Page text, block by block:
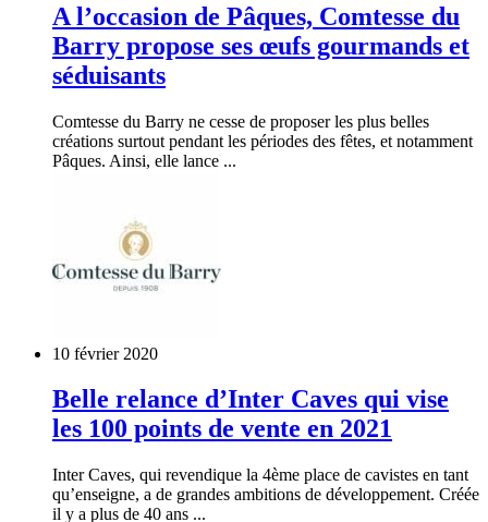
A l’occasion de Pâques, Comtesse du
Barry propose ses œufs gourmands et
séduisants
Comtesse du Barry ne cesse de proposer les plus belles
créations surtout pendant les périodes des fêtes, et notamment
Pâques. Ainsi, elle lance ...
10 février 2020
Belle relance d’Inter Caves qui vise
les 100 points de vente en 2021
Inter Caves, qui revendique la 4ème place de cavistes en tant
qu’enseigne, a de grandes ambitions de développement. Créée
il y a plus de 40 ans ...